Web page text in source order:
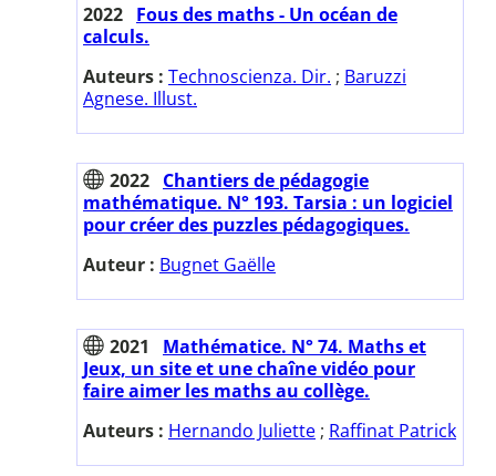
2022 Fous des maths - Un océan de
calculs.
Auteurs : Technoscienza. Dir. ; Baruzzi
Agnese. Illust.
2022 Chantiers de pédagogie
mathématique. N° 193. Tarsia : un logiciel
pour créer des puzzles pédagogiques.
Auteur : Bugnet Gaëlle
2021
Mathématice. N° 74. Maths et
Jeux, un site et une chaîne vidéo pour
faire aimer les maths au collège.
Auteurs : Hernando Juliette ; Raffinat Patrick